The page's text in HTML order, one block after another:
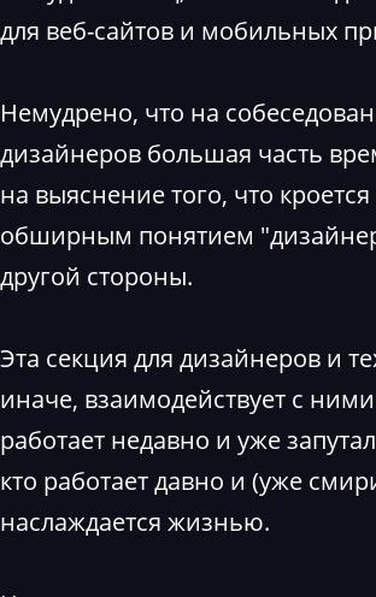
для веб-сайтов и мобильных
Немудрено, что на
дизайнеров большая часть
на выяснение того, что
обширным понятием
другой стороны.
Эта секция для дизайнеров и
иначе, взаимодействует с
работает недавно и уже
кто работает давно и (уже
наслаждается жизнью.